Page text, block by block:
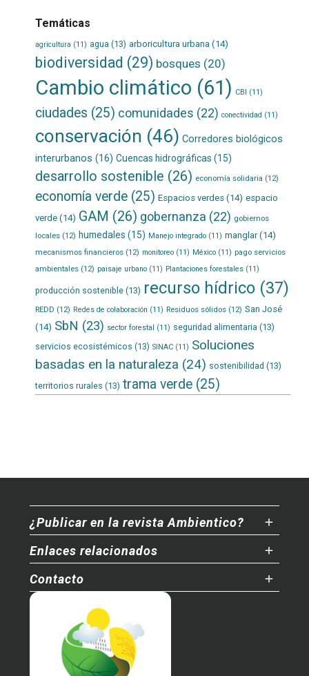
Temáticas
agricultura (11) agua (13) arboricultura urbana(14)
biodiversidad (29) bosques (20)
Cambio climático (61) CBI (11)
ciudades (25) comunidades (22) conectividad (11)
conservación (46) Corredores biológicos
interurbanos (16) Cuencas hidrográficas (15)
desarrollo sostenible (26) economía solidaria (12)
economía verde(25) Espacios verdes(14) espacio
verde(14) GAM (26) gobernanza (22) gobiernos
locales(12) humedales (15) Manejo integrado(11) manglar(14)
mecanismos financieros(12) monitoreo(11) México(11) pago servicios
ambientales(12) paisaje urbano(11) Plantaciones forestales(11)
producción sostenible(13) recurso hídrico(37)
REDD (12) Redes de colaboración (11) Residuos sólidos(12) San José
(14) SbN (23) sector forestal (11) seguridad alimentaria (13)
servicios ecosistémicos (13) SINAC(11) Soluciones
basadas en la naturaleza (24) sostenibilidad (13)
territorios rurales (13) trama verde(25)
¿Publicar en la revista Ambientico?
Enlaces relacionados
Contacto